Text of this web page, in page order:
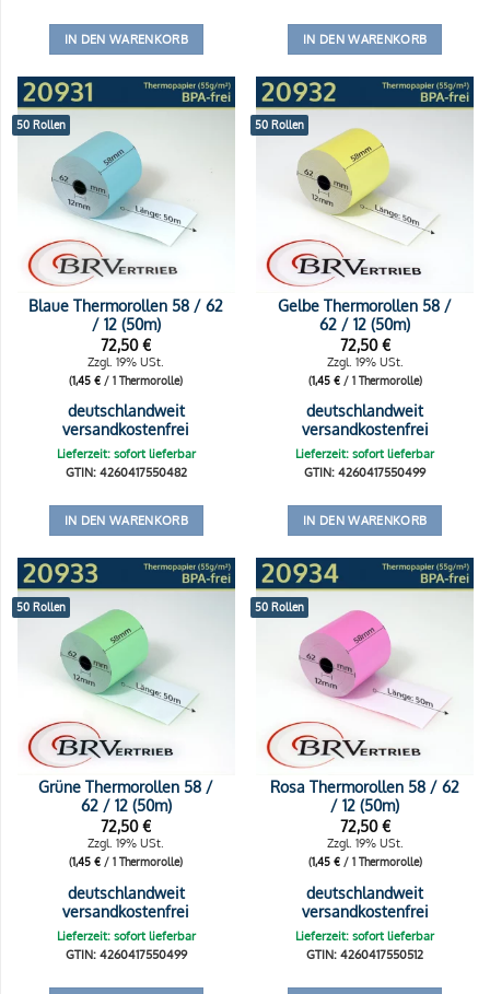
IN DEN WARENKORB IN DEN WARENKORB
50 Rollen
Blaue Thermorollen 58 / 62
/ 12 (50m)
72,50€
Zzgl. 19% USt.
(1,45€ / 1 Thermorolle)
deutschlandweit
versandkostenfrei
Lieferzeit: sofort lieferbar
GTIN: 4260417550482
IN DEN WARENKORB
50 Rollen
Gelbe Thermorollen 58 /
62 / 12 (50m)
72,50€
Zzgl. 19% USt.
(1,45 €/ 1 Thermorolle)
deutschlandweit
versandkostenfrei
Lieferzeit: sofort lieferbar
GTIN: 4260417550499
IN DEN WARENKORB
50 Rollen
Grüne Thermorollen 58 /
62 / 12 (50m)
72,50€
Zzgl. 19% USt.
(1,45€ / 1 Thermorolle)
deutschlandweit
versandkostenfrei
Lieferzeit: sofort lieferbar
GTIN: 4260417550499
50 Rollen
Rosa Thermorollen 58 / 62
/ 12 (50m)
72,50€
Zzgl. 19% USt.
(1,45 €/ 1 Thermorolle)
deutschlandweit
versandkostenfrei
Lieferzeit: sofort lieferbar
GTIN: 4260417550512